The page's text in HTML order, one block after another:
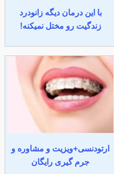
با این درمان دیگه زانودرد
زندگیت رو مختل نمیکنه!
ارتودنسی+ویزیت و مشاوره و
جرم گیری رایگان